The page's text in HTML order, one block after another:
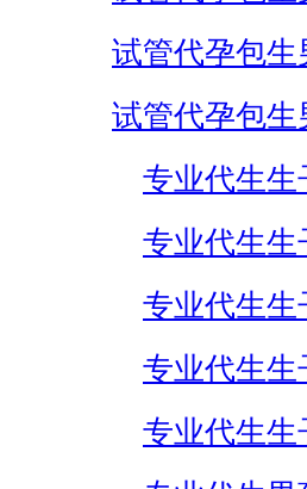
试管代孕包生
试管代孕包生
专业代生生
专业代生生
专业代生生
专业代生生
专业代生生